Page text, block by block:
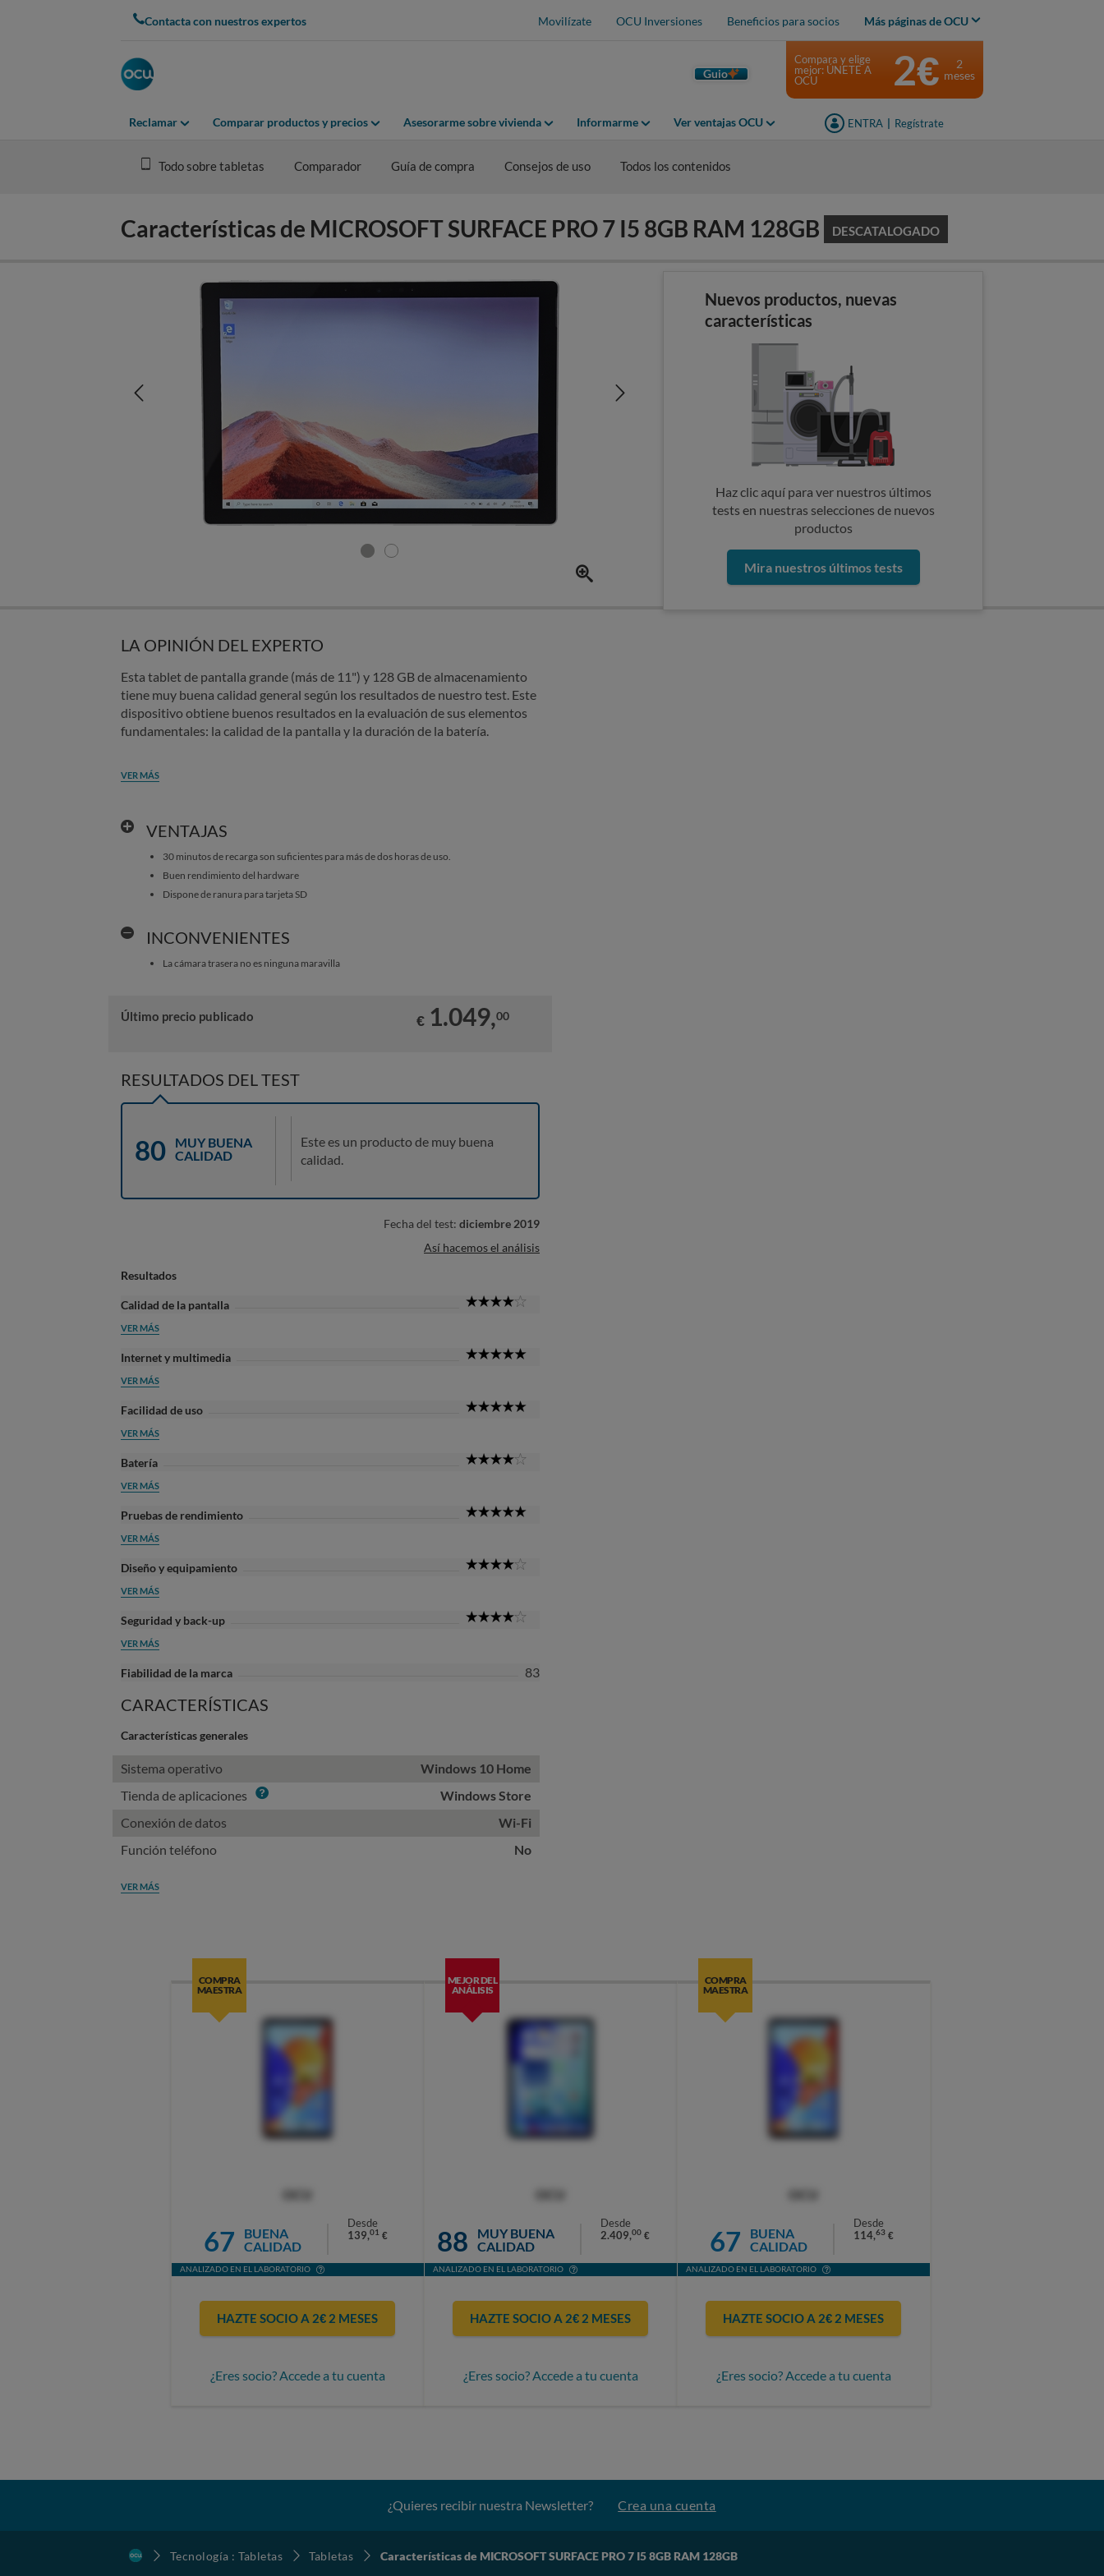
Contacta con nuestros expertos Movilízate OCU Inversiones Beneficios para socios Más páginas de OCU
Guio
Reclamar Comparar productos y precios Asesorarme sobre vivienda Informarme Ver ventajas OCU ENTRA Regístrate
Compara y elige
mejor: ÚNETE A
OCU
2€
2
meses
Todo sobre tabletas Comparador Guía de compra Consejos de uso Todos los contenidos
Características de MICROSOFT SURFACE PRO 7 I5 8GB RAM 128GB DESCATALOGADO
Nuevos productos, nuevas
características
Haz clic aquí para ver nuestros últimos
tests en nuestras selecciones de nuevos
productos
Mira nuestros últimos tests
LA OPINIÓN DEL EXPERTO
Esta tablet de pantalla grande (más de 11") y 128 GB de almacenamiento
tiene muy buena calidad general según los resultados de nuestro test. Este
dispositivo obtiene buenos resultados en la evaluación de sus elementos
fundamentales: la calidad de la pantalla y la duración de la batería.
VER MÁS
VENTAJAS
30 minutos de recarga son suficientes para más de dos horas de uso.
Buen rendimiento del hardware
Dispone de ranura para tarjeta SD
INCONVENIENTES
La cámara trasera no es ninguna maravilla
Último precio publicado € 1.049,00
RESULTADOS DEL TEST
80
MUY BUENA
CALIDAD
Este es un producto de muy buena
calidad.
Fecha del test: diciembre 2019
Así hacemos el análisis
Resultados
Calidad de la pantalla
VER MÁS
Internet y multimedia
VER MÁS
Facilidad de uso
VER MÁS
Batería
VER MÁS
Pruebas de rendimiento
VER MÁS
Diseño y equipamiento
VER MÁS
Seguridad y back-up
VER MÁS
Fiabilidad de la marca 83
CARACTERÍSTICAS
Características generales
Sistema operativo
Windows 10 Home
Tienda de aplicaciones Info
Windows Store
Conexión de datos
Wi-Fi
Función teléfono
No
VER MÁS
COMPRA
MAESTRA
67
BUENA
CALIDAD
Desde
139,01 €
ANALIZADO EN EL LABORATORIO
HAZTE SOCIO A 2€ 2 MESES
¿Eres socio? Accede a tu cuenta
MEJOR DEL
ANÁLISIS
88
MUY BUENA
CALIDAD
Desde
2.409,00 €
ANALIZADO EN EL LABORATORIO
HAZTE SOCIO A 2€ 2 MESES
¿Eres socio? Accede a tu cuenta
COMPRA
MAESTRA
67
BUENA
CALIDAD
Desde
114,63 €
ANALIZADO EN EL LABORATORIO
HAZTE SOCIO A 2€ 2 MESES
¿Eres socio? Accede a tu cuenta
¿Quieres recibir nuestra Newsletter? Crea una cuenta
Tecnología : Tabletas Tabletas Características de MICROSOFT SURFACE PRO 7 I5 8GB RAM 128GB